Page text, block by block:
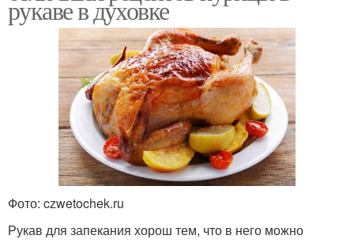
рукаве в духовке
Фото: czwetochek.ru
Рукав для запекания хорош тем, что в него можно